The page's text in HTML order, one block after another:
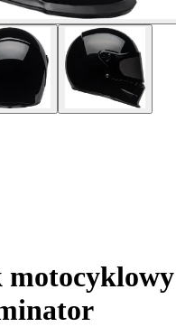
motocyklowy